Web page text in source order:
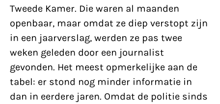
Tweede Kamer. Die waren al maanden
openbaar, maar omdat ze diep verstopt zijn
in een jaarverslag, werden ze pas twee
weken geleden door een journalist
gevonden. Het meest opmerkelijke aan de
tabel: er stond nog minder informatie in
dan in eerdere jaren. Omdat de politie sinds